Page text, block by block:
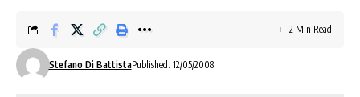
Stefano Di BattistaPublished: 12/05/2008
2 Min Read